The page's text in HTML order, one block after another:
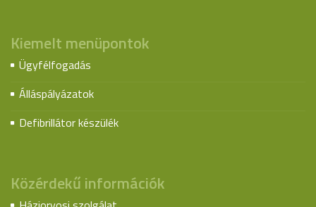
Kiemelt menüpontok
Ügyfélfogadás
Álláspályázatok
Defibrillátor készülék
Közérdekű információk